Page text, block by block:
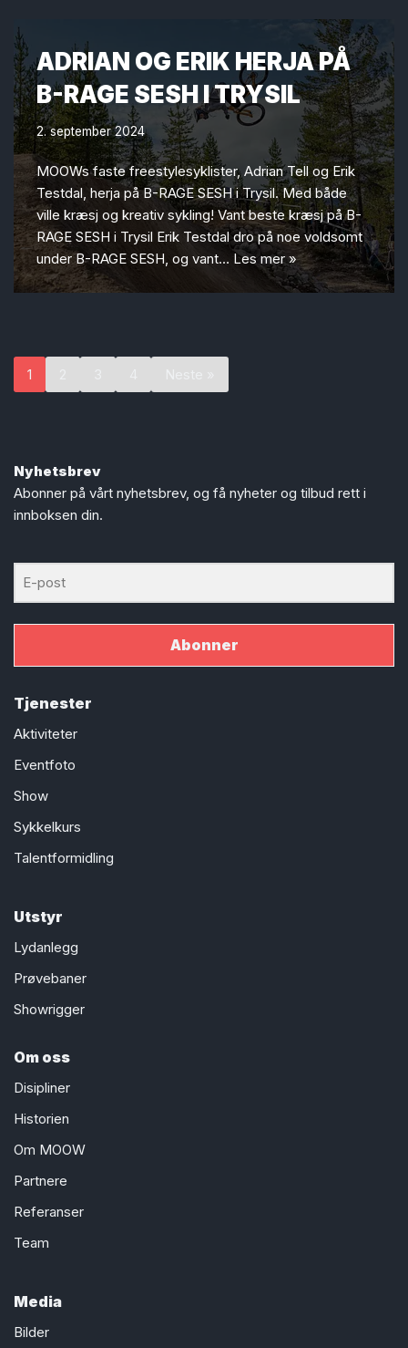
ADRIAN OG ERIK HERJA PÅ
B-RAGE SESH I TRYSIL
2. september 2024
MOOWs faste freestylesyklister, Adrian Tell og Erik
Testdal, herja på B-RAGE SESH i Trysil. Med både
ville kræsj og kreativ sykling! Vant beste kræsj på B-
RAGE SESH i Trysil Erik Testdal dro på noe voldsomt
under B-RAGE SESH, og vant… Les mer »
1
Nyhetsbrev
Abonner på vårt nyhetsbrev, og få nyheter og tilbud rett i
innboksen din.
Abonner
Tjenester
Aktiviteter
Eventfoto
Show
Sykkelkurs
Talentformidling
Utstyr
Lydanlegg
Prøvebaner
Showrigger
Om oss
Disipliner
Historien
Om MOOW
Partnere
Referanser
Team
Media
Bilder